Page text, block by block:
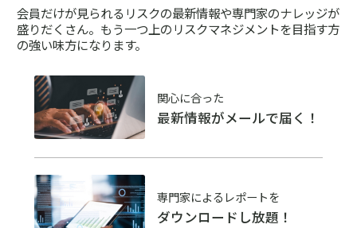
会員だけが見られるリスクの最新情報や専門家のナレッジが
盛りだくさん。 もう一つ上のリスクマネジメントを目指す方
の強い味方になります。
関心に合った
最新情報がメールで届く！
専門家によるレポートを
ダウンロードし放題！